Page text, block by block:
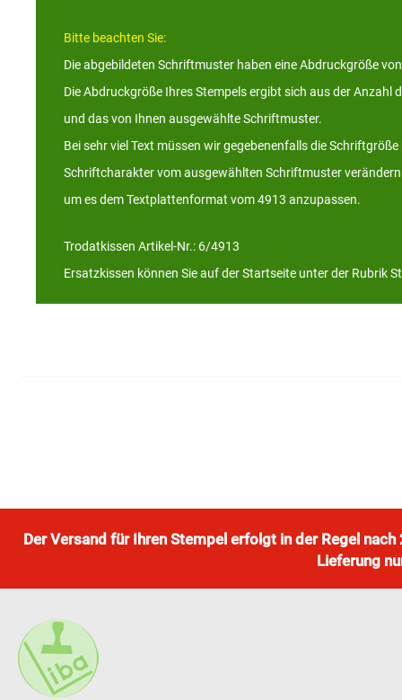
Bitte beachten Sie:
Die abgebildeten Schriftmuster haben eine Abdruckgröße
Die Abdruckgröße Ihres Stempels ergibt sich aus der Anzahl
und das von Ihnen ausgewählte Schriftmuster.
Bei sehr viel Text müssen wir gegebenenfalls die
Schriftcharakter vom ausgewählten Schriftmuster
um es dem Textplattenformat vom 4913 anzupassen.
Trodatkissen Artikel-Nr.: 6/4913
Ersatzkissen können Sie auf der Startseite unter der Rubrik
Der Versand für Ihren Stempel erfolgt in der Regel
Lieferung